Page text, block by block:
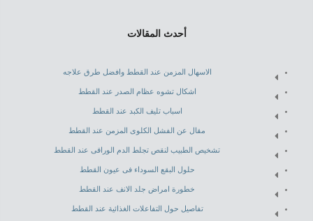
أحدث المقالات
الاسهال المزمن عند القطط وافضل طرق علاجه
اشكال تشوه عظام الصدر عند القطط
اسباب تليف الكبد عند القطط
مقال عن الفشل الكلوى المزمن عند القطط
تشخيص الطبيب لنقص تجلط الدم الوراقى عند القطط
حلول البقع السوداء فى عيون القطط
خطورة امراض جلد الانف عند القطط
تفاصيل حول التفاعلات الغذائية عند القطط